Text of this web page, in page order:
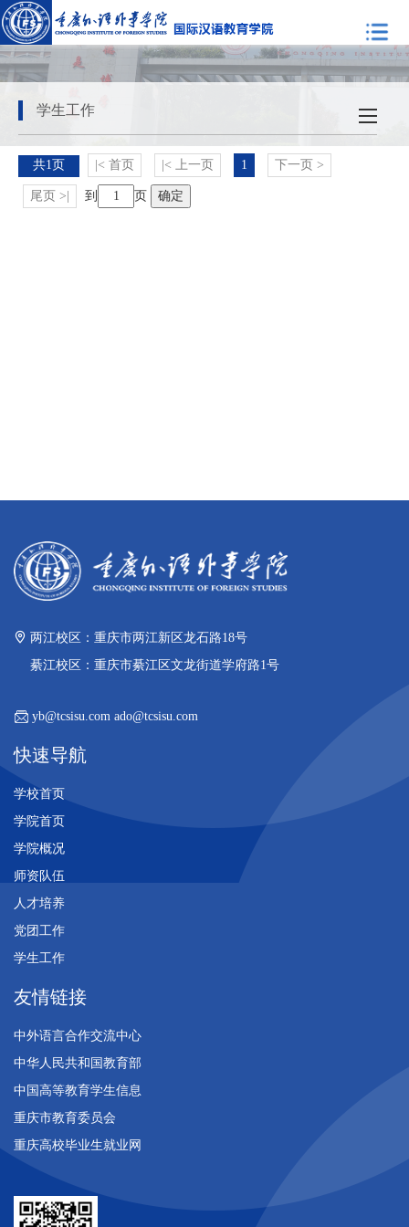
学生工作
共1页 |< 首页 |< 上一页 1 下一页 >
尾页 >| 到 页 确定
两江校区：重庆市两江新区龙石路18号
綦江校区：重庆市綦江区文龙街道学府路1号
yb@tcsisu.com ado@tcsisu.com
快速导航
学校首页
学院首页
学院概况
师资队伍
人才培养
党团工作
学生工作
友情链接
中外语言合作交流中心
中华人民共和国教育部
中国高等教育学生信息
重庆市教育委员会
重庆高校毕业生就业网